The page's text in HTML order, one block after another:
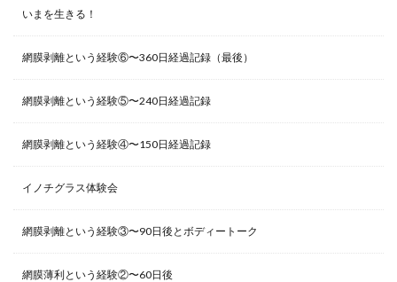
いまを生きる！
網膜剥離という経験⑥〜360日経過記録（最後）
網膜剥離という経験⑤〜240日経過記録
網膜剥離という経験④〜150日経過記録
イノチグラス体験会
網膜剥離という経験③〜90日後とボディートーク
網膜薄利という経験②〜60日後